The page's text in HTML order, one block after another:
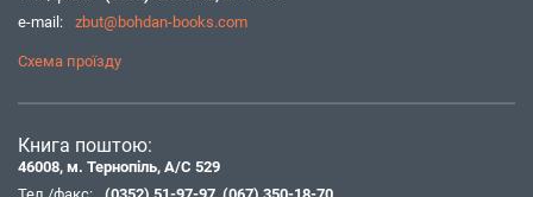
e-mail:
zbut@bohdan-books.com
Схема проїзду
Книга поштою:
46008, м. Тернопіль, А/С 529